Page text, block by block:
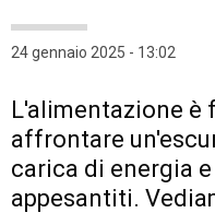
24 gennaio 2025 - 13:02
L'alimentazione è
affrontare
carica di energia
appesantiti.